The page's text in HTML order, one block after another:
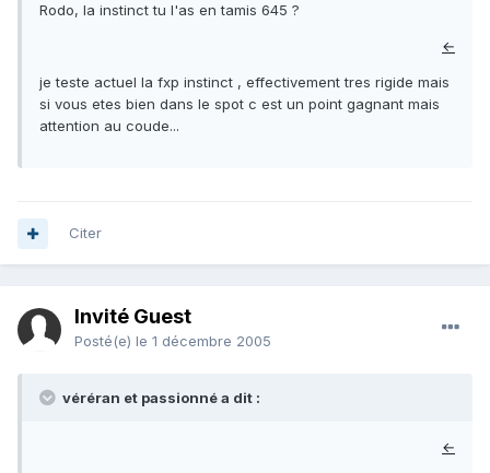
Rodo, la instinct tu l'as en tamis 645 ?
←
je teste actuel la fxp instinct , effectivement tres rigide mais
si vous etes bien dans le spot c est un point gagnant mais
attention au coude...
Citer
Invité Guest
Posté(e) le 1 décembre 2005
véréran et passionné a dit :
←